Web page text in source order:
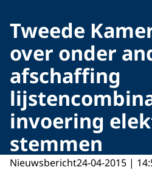
Tweede
over onder
afschaffing
invoering
stemmen
Nieuwsbericht24-04-2015 |